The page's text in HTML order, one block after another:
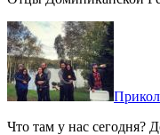
Что там у нас сегодня?